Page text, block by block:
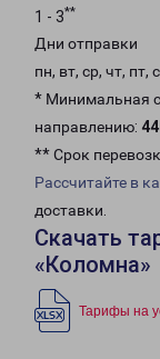
1 - 3**
Дни отправки
пн, вт, ср, чт, пт,
* Минимальная
направлению:
** Срок
Рассчитайте в
доставки.
Скачать
«Коломна»
Тарифы на